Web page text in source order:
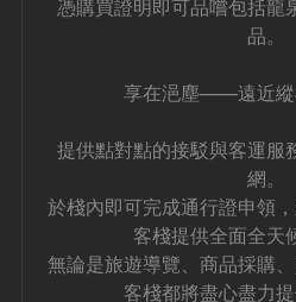
憑購買證明即可品嚐包括龍
品。
享在浥塵——遠近縱
提供點對點的接駁與客運服
網。
於棧內即可完成通行證申領
客棧提供全面全天
無論是旅遊導覽、商品採購
客棧都將盡心盡力提